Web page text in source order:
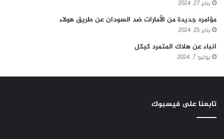
يناير 27, 2024
مؤامره جديدة من الأمارات ضد السودان عن طريق هولاء
يناير 25, 2024
انباء عن هلاك المتمرد كيكل
يوليو 7, 2024
تابعنا على فيسبوك